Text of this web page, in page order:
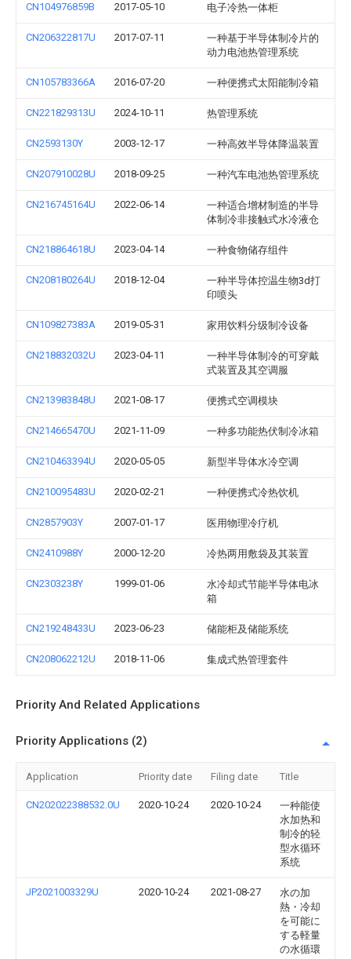
CN104976859B 2017-05-10 电子冷热一体柜
CN206322817U 2017-07-11
一种基于半导体制冷片的
动力电池热管理系统
CN105783366A 2016-07-20 一种便携式太阳能制冷箱
CN221829313U 2024-10-11 热管理系统
CN2593130Y 2003-12-17 一种高效半导体降温装置
CN207910028U 2018-09-25 一种汽车电池热管理系统
CN216745164U 2022-06-14
一种适合增材制造的半导
体制冷非接触式水冷液仓
CN218864618U 2023-04-14 一种食物储存组件
CN208180264U 2018-12-04
一种半导体控温生物3d打
印喷头
CN109827383A 2019-05-31 家用饮料分级制冷设备
CN218832032U 2023-04-11
一种半导体制冷的可穿戴
式装置及其空调服
CN213983848U 2021-08-17 便携式空调模块
CN214665470U 2021-11-09 一种多功能热伏制冷冰箱
CN210463394U 2020-05-05 新型半导体水冷空调
CN210095483U 2020-02-21 一种便携式冷热饮机
CN2857903Y 2007-01-17 医用物理冷疗机
CN2410988Y 2000-12-20 冷热两用敷袋及其装置
CN2303238Y 1999-01-06
水冷却式节能半导体电冰
箱
CN219248433U 2023-06-23 储能柜及储能系统
CN208062212U 2018-11-06 集成式热管理套件
Priority And Related Applications
Priority Applications (2)
Application Priority date Filing date Title
CN202022388532.0U 2020-10-24 2020-10-24
一种能使
水加热和
制冷的轻
型水循环
系统
JP2021003329U 2020-10-24 2021-08-27
水の加
熱・冷却
を可能に
する軽量
の水循環